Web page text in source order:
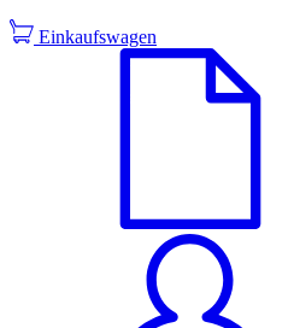
Einkaufswagen